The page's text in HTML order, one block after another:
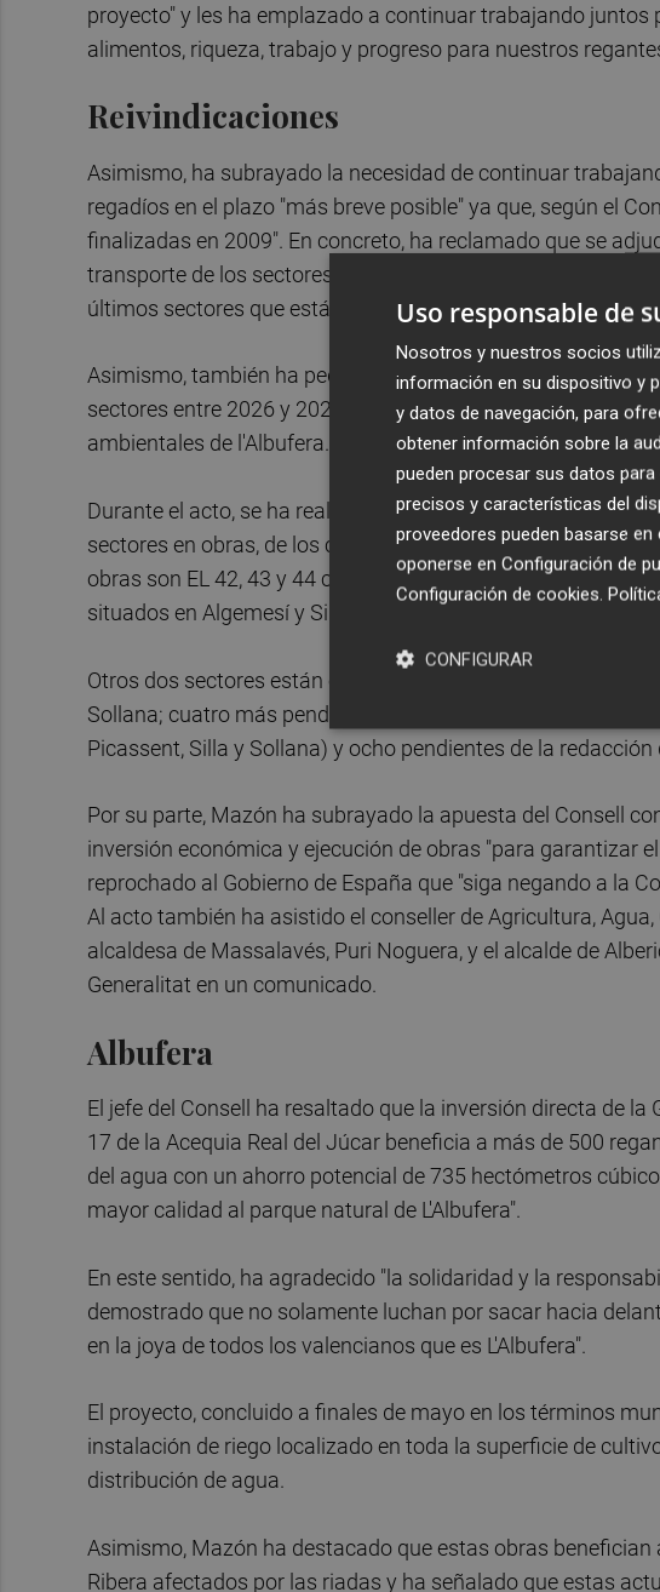
proyecto" y les ha emplazado a continuar trabajando juntos
alimentos, riqueza, trabajo y progreso para nuestros
Reivindicaciones
Asimismo, ha subrayado la necesidad de continuar
regadíos en el plazo "más breve posible" ya que, según el
finalizadas en 2009". En concreto, ha reclamado que se
transporte de los sectores 42, 43 y 44 y la redacción de los
últimos sectores que están en licitación.
Asimismo, también ha pedido programar la ejecución de
sectores entre 2026 y 2027 para poder cumplir con el Plan
ambientales de l'Albufera.
Durante el acto, se ha realizado un repaso a la situación
sectores en obras, de los cuales cuatro está previsto que
obras son EL 42, 43 y 44 correspondientes a Picassent,
situados en Algemesí y Silla y el sector 4 de Alberic.
Otros dos sectores están en licitación: el 26 y 33, que
Sollana; cuatro más pendientes de licitación (35, Benifaió y
Picassent, Silla y Sollana) y ocho pendientes de la redacción
Por su parte, Mazón ha subrayado la apuesta del Consell
inversión económica y ejecución de obras "para garantizar
reprochado al Gobierno de España que "siga negando a la
Al acto también ha asistido el conseller de Agricultura,
alcaldesa de Massalavés, Puri Noguera, y el alcalde de
Generalitat en un comunicado.
Albufera
El jefe del Consell ha resaltado que la inversión directa de
17 de la Acequia Real del Júcar beneficia a más de 500
del agua con un ahorro potencial de 735 hectómetros
mayor calidad al parque natural de L'Albufera".
En este sentido, ha agradecido "la solidaridad y la
demostrado que no solamente luchan por sacar hacia
en la joya de todos los valencianos que es L'Albufera".
El proyecto, concluido a finales de mayo en los términos
instalación de riego localizado en toda la superficie de
distribución de agua.
Asimismo, Mazón ha destacado que estas obras
Ribera afectados por las riadas y ha señalado que estas
Uso responsable de
Nosotros y nuestros socios
información en su dispositivo y
y datos de navegación, para
obtener información sobre la
pueden procesar sus datos
precisos y características del
proveedores pueden basarse
oponerse en Configuración de
Configuración de cookies.
CONFIGURAR